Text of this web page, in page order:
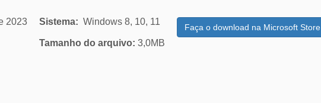
2023 Sistema: Windows 8, 10, 11
Tamanho do arquivo: 3,0MB
Faça o download na Microsoft Store